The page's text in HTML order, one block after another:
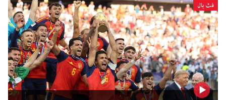
فٹ بال